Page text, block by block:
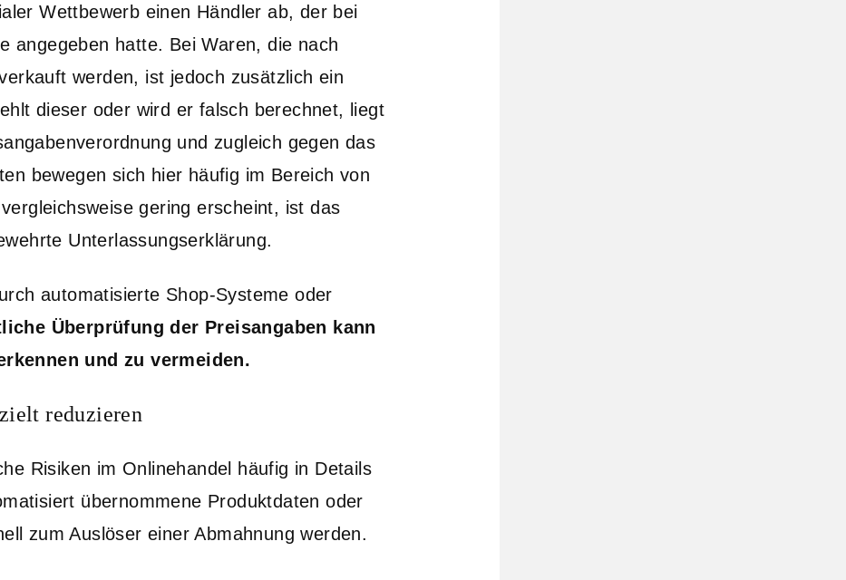
Wettbewerb einen Händler ab, der bei
angegeben hatte. Bei Waren, die nach
werden, ist jedoch zusätzlich ein
dieser oder wird er falsch berechnet, liegt
und zugleich gegen das
bewegen sich hier häufig im Bereich von
gering erscheint, ist das
Unterlassungserklärung.
automatisierte Shop-Systeme oder
Überprüfung der Preisangaben kann
und zu vermeiden.
reduzieren
Risiken im Onlinehandel häufig in Details
übernommene Produktdaten oder
zum Auslöser einer Abmahnung werden.